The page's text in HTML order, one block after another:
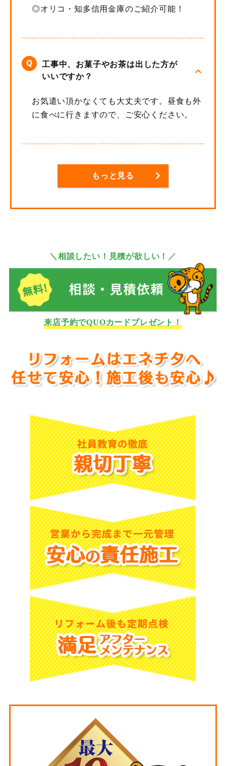
◎オリコ・知多信用金庫のご紹介可能！
工事中、お菓子やお茶は出した方が
いいですか？
お気遣い頂かなくても大丈夫です。昼食も外
に食べに行きますので、ご安心ください。
もっと見る
＼相談したい！見積が欲しい！／
来店予約でQUOカードプレゼント！